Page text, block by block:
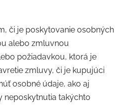
či je poskytovanie osobných
alebo zmluvnou
požiadavkou, ktorá je
zmluvy, či je kupujúci
osobné údaje, ako aj
neposkytnutia takýchto